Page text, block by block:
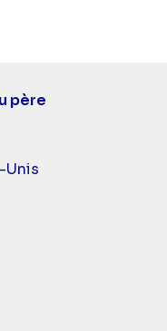
père
et malentendants
Unis